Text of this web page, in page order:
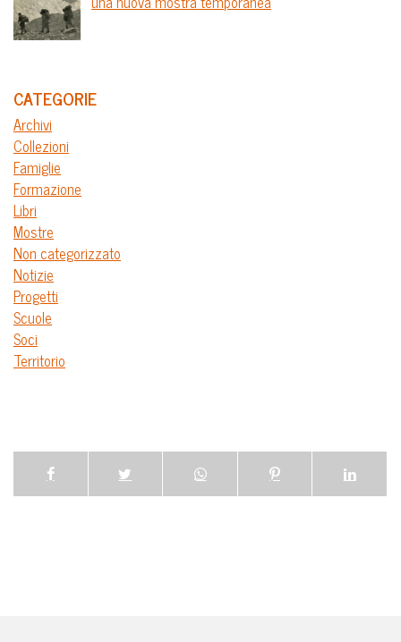
CATEGORIE
Archivi
Collezioni
Famiglie
Formazione
Libri
Mostre
Non categorizzato
Notizie
Progetti
Scuole
Soci
Territorio